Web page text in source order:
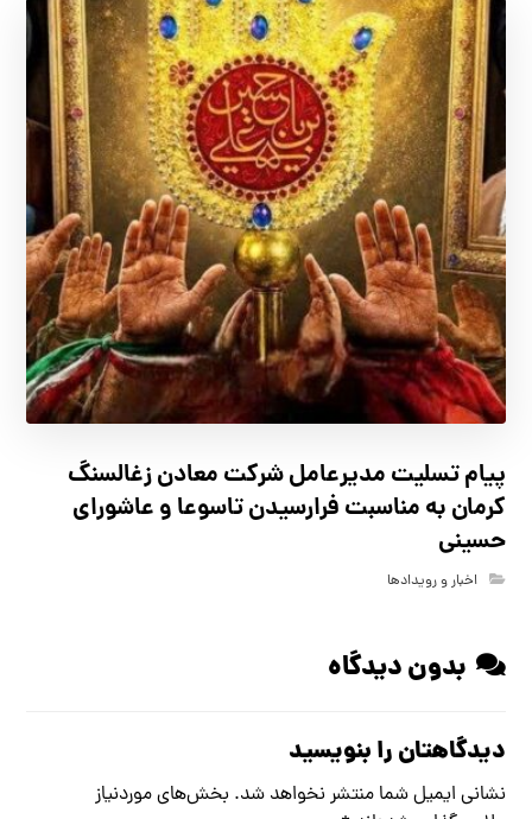
پیام تسلیت مدیرعامل شرکت معادن زغالسنگ
کرمان به مناسبت فرارسیدن تاسوعا و عاشورای
حسینی
اخبار و رویدادها
بدون دیدگاه
دیدگاهتان را بنویسید
نشانی ایمیل شما منتشر نخواهد شد. بخش‌های موردنیاز